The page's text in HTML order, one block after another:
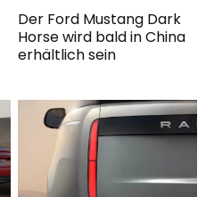
Der Ford Mustang Dark
Horse wird bald in China
erhältlich sein